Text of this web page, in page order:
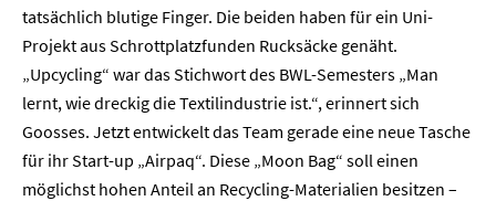
tatsächlich blutige Finger. Die beiden haben für ein Uni-
Projekt aus Schrottplatzfunden Rucksäcke genäht.
„Upcycling“ war das Stichwort des BWL-Semesters „Man
lernt, wie dreckig die Textilindustrie ist.“, erinnert sich
Goosses. Jetzt entwickelt das Team gerade eine neue Tasche
für ihr Start-up „Airpaq“. Diese „Moon Bag“ soll einen
möglichst hohen Anteil an Recycling-Materialien besitzen –